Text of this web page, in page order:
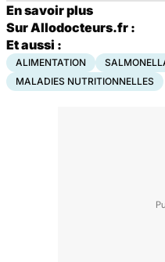
En savoir plus
Sur Allodocteurs.fr :
Et aussi :
ALIMENTATION
MALADIES NUTRITIONNELLES